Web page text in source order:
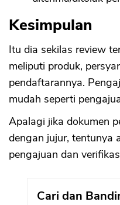
Kesimpulan
Itu dia sekilas review
meliputi produk,
pendaftarannya.
mudah seperti
Apalagi jika dokumen
dengan jujur, tentunya
pengajuan dan
Cari dan